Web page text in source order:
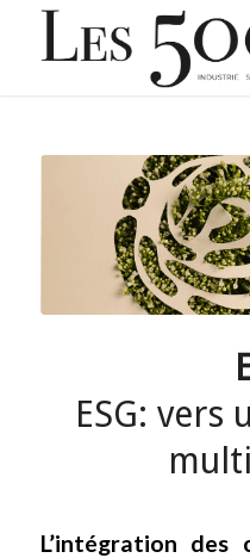
ESG: vers
L’intégration des